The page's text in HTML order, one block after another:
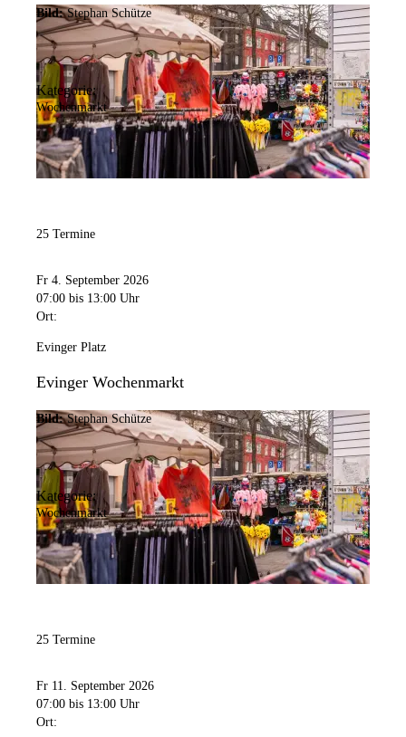
Bild: Stephan Schütze
Kategorie:
Wochenmarkt
25 Termine
Fr 4. September 2026
07:00 bis 13:00 Uhr
Ort:
Evinger Platz
Evinger Wochenmarkt
Bild: Stephan Schütze
Kategorie:
Wochenmarkt
25 Termine
Fr 11. September 2026
07:00 bis 13:00 Uhr
Ort: